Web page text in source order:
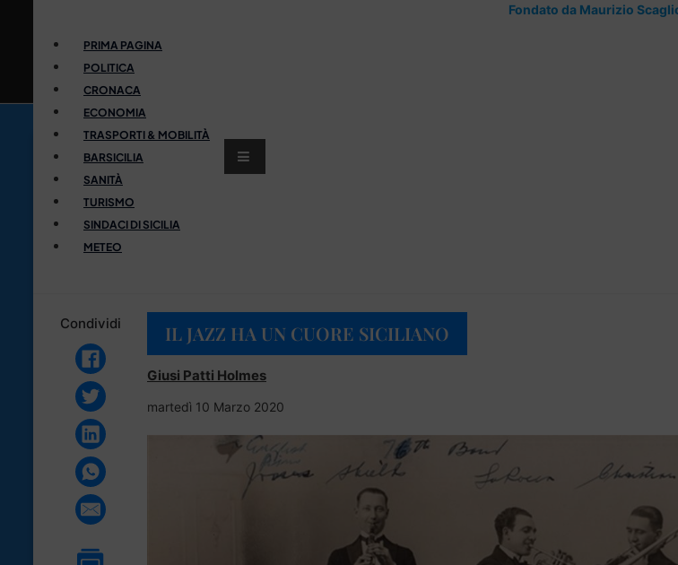
Fondato da Maurizio
PRIMA PAGINA
POLITICA
CRONACA
ECONOMIA
TRASPORTI & MOBILITÀ
BARSICILIA
SANITÀ
TURISMO
SINDACI DI SICILIA
METEO
Condividi IL JAZZ HA UN CUORE SICILIANO
Giusi Patti Holmes
martedì 10 Marzo 2020